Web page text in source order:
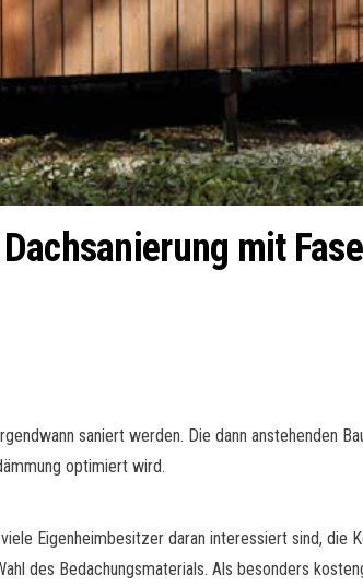
mit
saniert werden. Die dann anstehenden
optimiert wird.
Eigenheimbesitzer daran interessiert sind,
des Bedachungsmaterials. Als besonders